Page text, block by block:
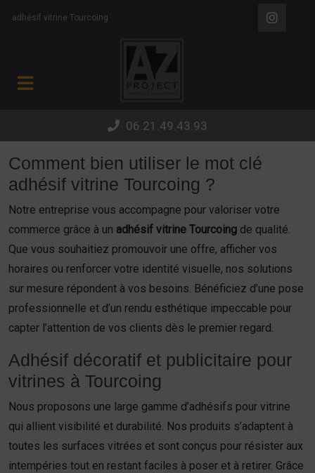
adhésif vitrine Tourcoing
06.21.49.43.93
Comment bien utiliser le mot clé
adhésif vitrine Tourcoing ?
Notre entreprise vous accompagne pour valoriser votre
commerce grâce à un adhésif vitrine Tourcoing de qualité.
Que vous souhaitiez promouvoir une offre, afficher vos
horaires ou renforcer votre identité visuelle, nos solutions
sur mesure répondent à vos besoins. Bénéficiez d’une pose
professionnelle et d’un rendu esthétique impeccable pour
capter l’attention de vos clients dès le premier regard.
Adhésif décoratif et publicitaire pour
vitrines à Tourcoing
Nous proposons une large gamme d’adhésifs pour vitrine
qui allient visibilité et durabilité. Nos produits s’adaptent à
toutes les surfaces vitrées et sont conçus pour résister aux
intempéries tout en restant faciles à poser et à retirer. Grâce